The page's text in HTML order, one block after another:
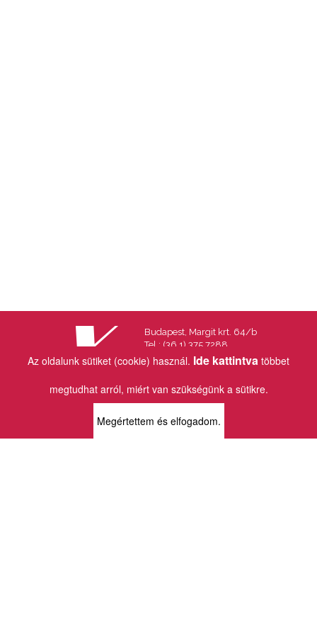
Az oldalunk sütiket (cookie) használ. Ide kattintva többet
megtudhat arról, miért van szükségünk a sütikre.
Megértettem és elfogadom.
Budapest, Margit krt. 64/b
Tel.: (36 1) 375 7288
Fax.: (36 1) 202 7145
Email: